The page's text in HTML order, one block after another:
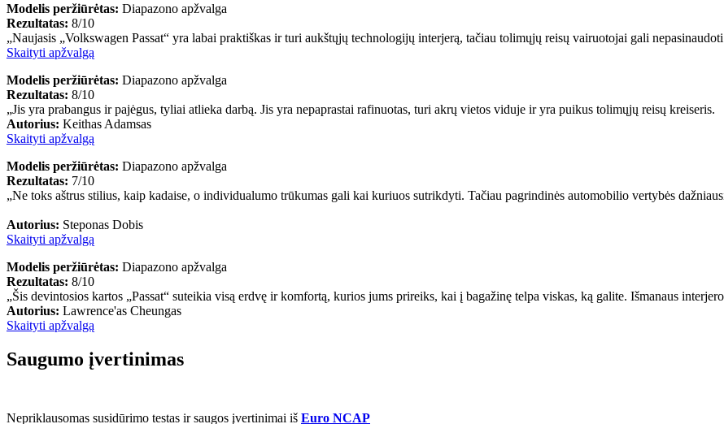
Modelis peržiūrėtas: Diapazono apžvalga
Rezultatas: 8/10
„Naujasis „Volkswagen Passat“ yra labai praktiškas ir turi aukštųjų technologijų interjerą, tačiau tolimųjų reisų vairuotojai gali
Skaityti apžvalgą
Modelis peržiūrėtas: Diapazono apžvalga
Rezultatas: 8/10
„Jis yra prabangus ir pajėgus, tyliai atlieka darbą. Jis yra nepaprastai rafinuotas, turi akrų vietos viduje ir yra puikus tolimųjų reisų kreiseris.
Autorius: Keithas Adamsas
Skaityti apžvalgą
Modelis peržiūrėtas: Diapazono apžvalga
Rezultatas: 7/10
„Ne toks aštrus stilius, kaip kadaise, o individualumo trūkumas gali kai kuriuos sutrikdyti. Tačiau pagrindinės automobilio vertybės
Autorius: Steponas Dobis
Skaityti apžvalgą
Modelis peržiūrėtas: Diapazono apžvalga
Rezultatas: 8/10
„Šis devintosios kartos „Passat“ suteikia visą erdvę ir komfortą, kurios jums prireiks, kai į bagažinę telpa viskas, ką galite. Išmanaus
Autorius: Lawrence'as Cheungas
Skaityti apžvalgą
Saugumo įvertinimas
Nepriklausomas susidūrimo testas ir saugos įvertinimai iš Euro NCAP